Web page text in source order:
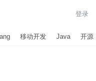
登录
移动开发 Java 开源